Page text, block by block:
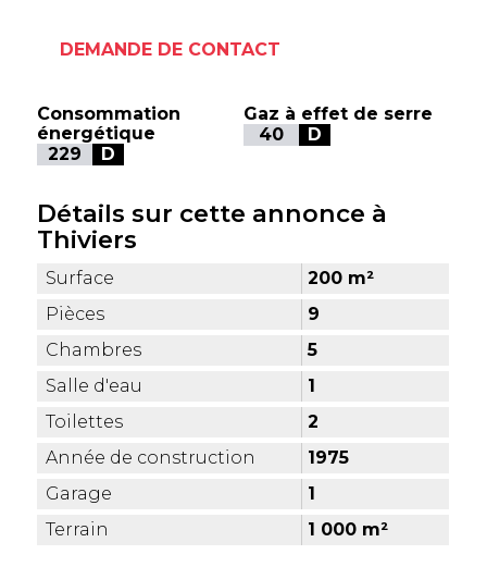
DEMANDE DE CONTACT
Consommation
énergétique
229
D
Gaz à effet de serre
40
D
Détails sur cette annonce à
Thiviers
Surface
200 m²
Pièces
9
Chambres
5
Salle d'eau
1
Toilettes
2
Année de construction
1975
Garage
1
Terrain
1 000 m²